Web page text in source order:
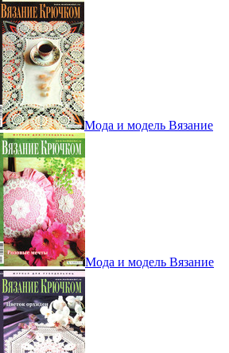
Мода и модель Вязание
Мода и модель Вязание